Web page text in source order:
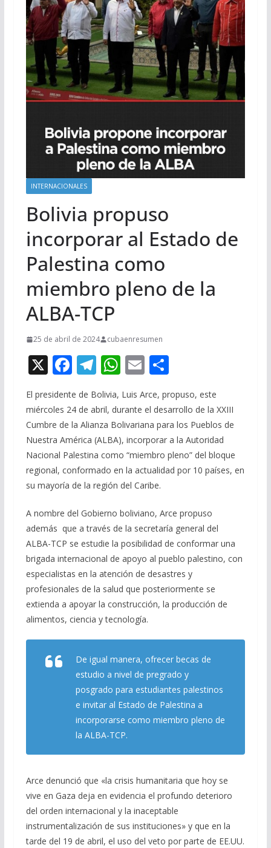
INTERNACIONALES
Bolivia propuso
incorporar al Estado de
Palestina como
miembro pleno de la
ALBA-TCP
25 de abril de 2024 cubaenresumen
X F
ac
e
b
o
o
k
T
el
e
gr
a
m
W
at
s
A
p
p
E
ai
l
C
m
p
ar
ti
r
El presidente de Bolivia, Luis Arce, propuso, este
miércoles 24 de abril, durante el desarrollo de la XXIII
Cumbre de la Alianza Bolivariana para los Pueblos de
Nuestra América (ALBA), incorporar a la Autoridad
Nacional Palestina como “miembro pleno” del bloque
regional, conformado en la actualidad por 10 países, en
su mayoría de la región del Caribe.
A nombre del Gobierno boliviano, Arce propuso
además que a través de la secretaría general del
ALBA-TCP se estudie la posibilidad de conformar una
brigada internacional de apoyo al pueblo palestino, con
especialistas en la atención de desastres y
profesionales de la salud que posteriormente se
extienda a apoyar la construcción, la producción de
alimentos, ciencia y tecnología.
De igual manera, ofrecer becas de
estudio a nivel de pregrado y
posgrado para estudiantes palestinos
e invitar al Estado de Palestina a
incorporarse como miembro pleno de
la ALBA-TCP.
Arce denunció que «la crisis humanitaria que hoy se
vive en Gaza deja en evidencia el profundo deterioro
del orden internacional y la inaceptable
instrumentalización de sus instituciones» y que en la
tarde del 19 de abril, el uso del veto por parte de EE.UU.